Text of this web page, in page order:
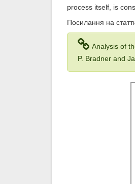
process itself, is
Посилання на
Analysis of
P. Bradner and